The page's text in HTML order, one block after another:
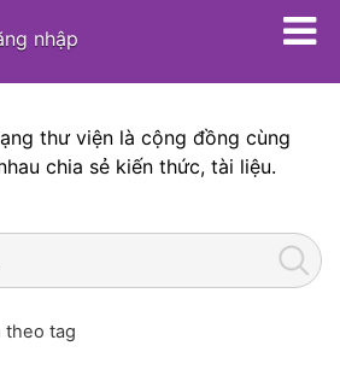
nhập
thư viện là cộng đồng cùng
chia sẻ kiến thức, tài liệu.
theo tag